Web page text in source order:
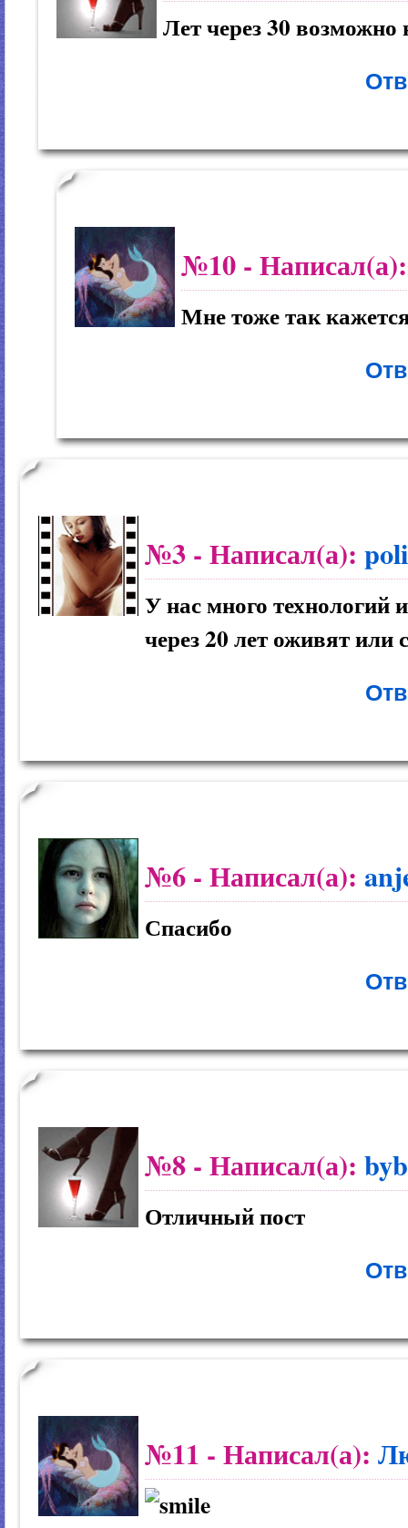
Лет через 30 возможно
№10 -
Мне тоже так
№3 - Написал(а):
У нас много технологий
через 20 лет оживят или
№6 - Написал(а):
Спасибо
№8 - Написал(а):
Отличный пост
№11 - Написал(а):